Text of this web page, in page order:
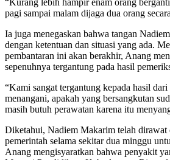
“Kurang lebih hampir enam orang
pagi sampai malam dijaga dua orang
Ia juga menegaskan bahwa tangan
dengan ketentuan dan situasi yang ada.
pembantaran ini akan berakhir, Anang
sepenuhnya tergantung pada hasil
“Kami sangat tergantung kepada hasil
menangani, apakah yang bersangkutan
masih butuh perawatan karena itu
Diketahui, Nadiem Makarim telah dirawat
pemerintah selama sekitar dua minggu
Anang mengisyaratkan bahwa penyakit